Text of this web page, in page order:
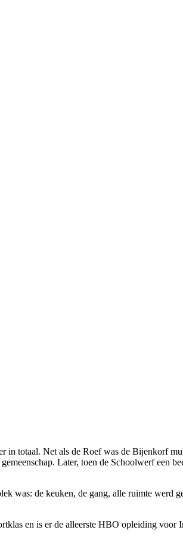
in totaal. Net als de Roef was de Bijenkorf
Later, toen de Schoolwerf een
was: de keuken, de gang, alle ruimte werd
en is er de alleerste HBO opleiding voor